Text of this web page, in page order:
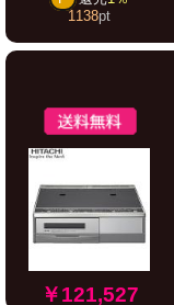
1138pt
￥121,527